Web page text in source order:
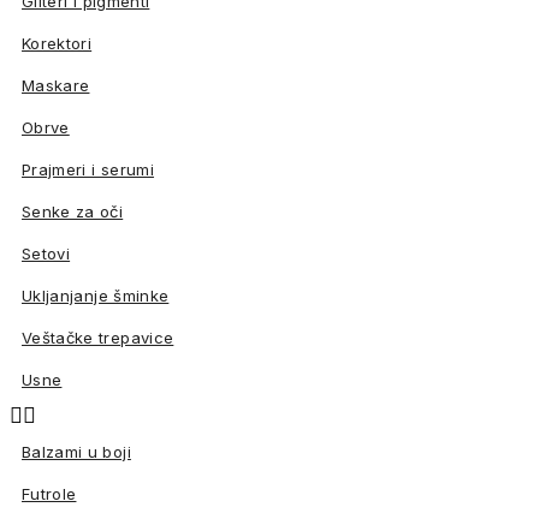
Korektori
Maskare
Obrve
Prajmeri i serumi
Senke za oči
Setovi
Ukljanjanje šminke
Veštačke trepavice
Usne

Balzami u boji
Futrole